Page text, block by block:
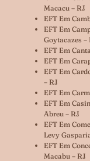
Macacu – RJ
EFT Em
EFT Em
Goytacazes –
EFT Em
EFT Em
EFT Em
– RJ
EFT Em
EFT Em
Abreu – RJ
EFT Em
Levy
EFT Em
Macabu – RJ